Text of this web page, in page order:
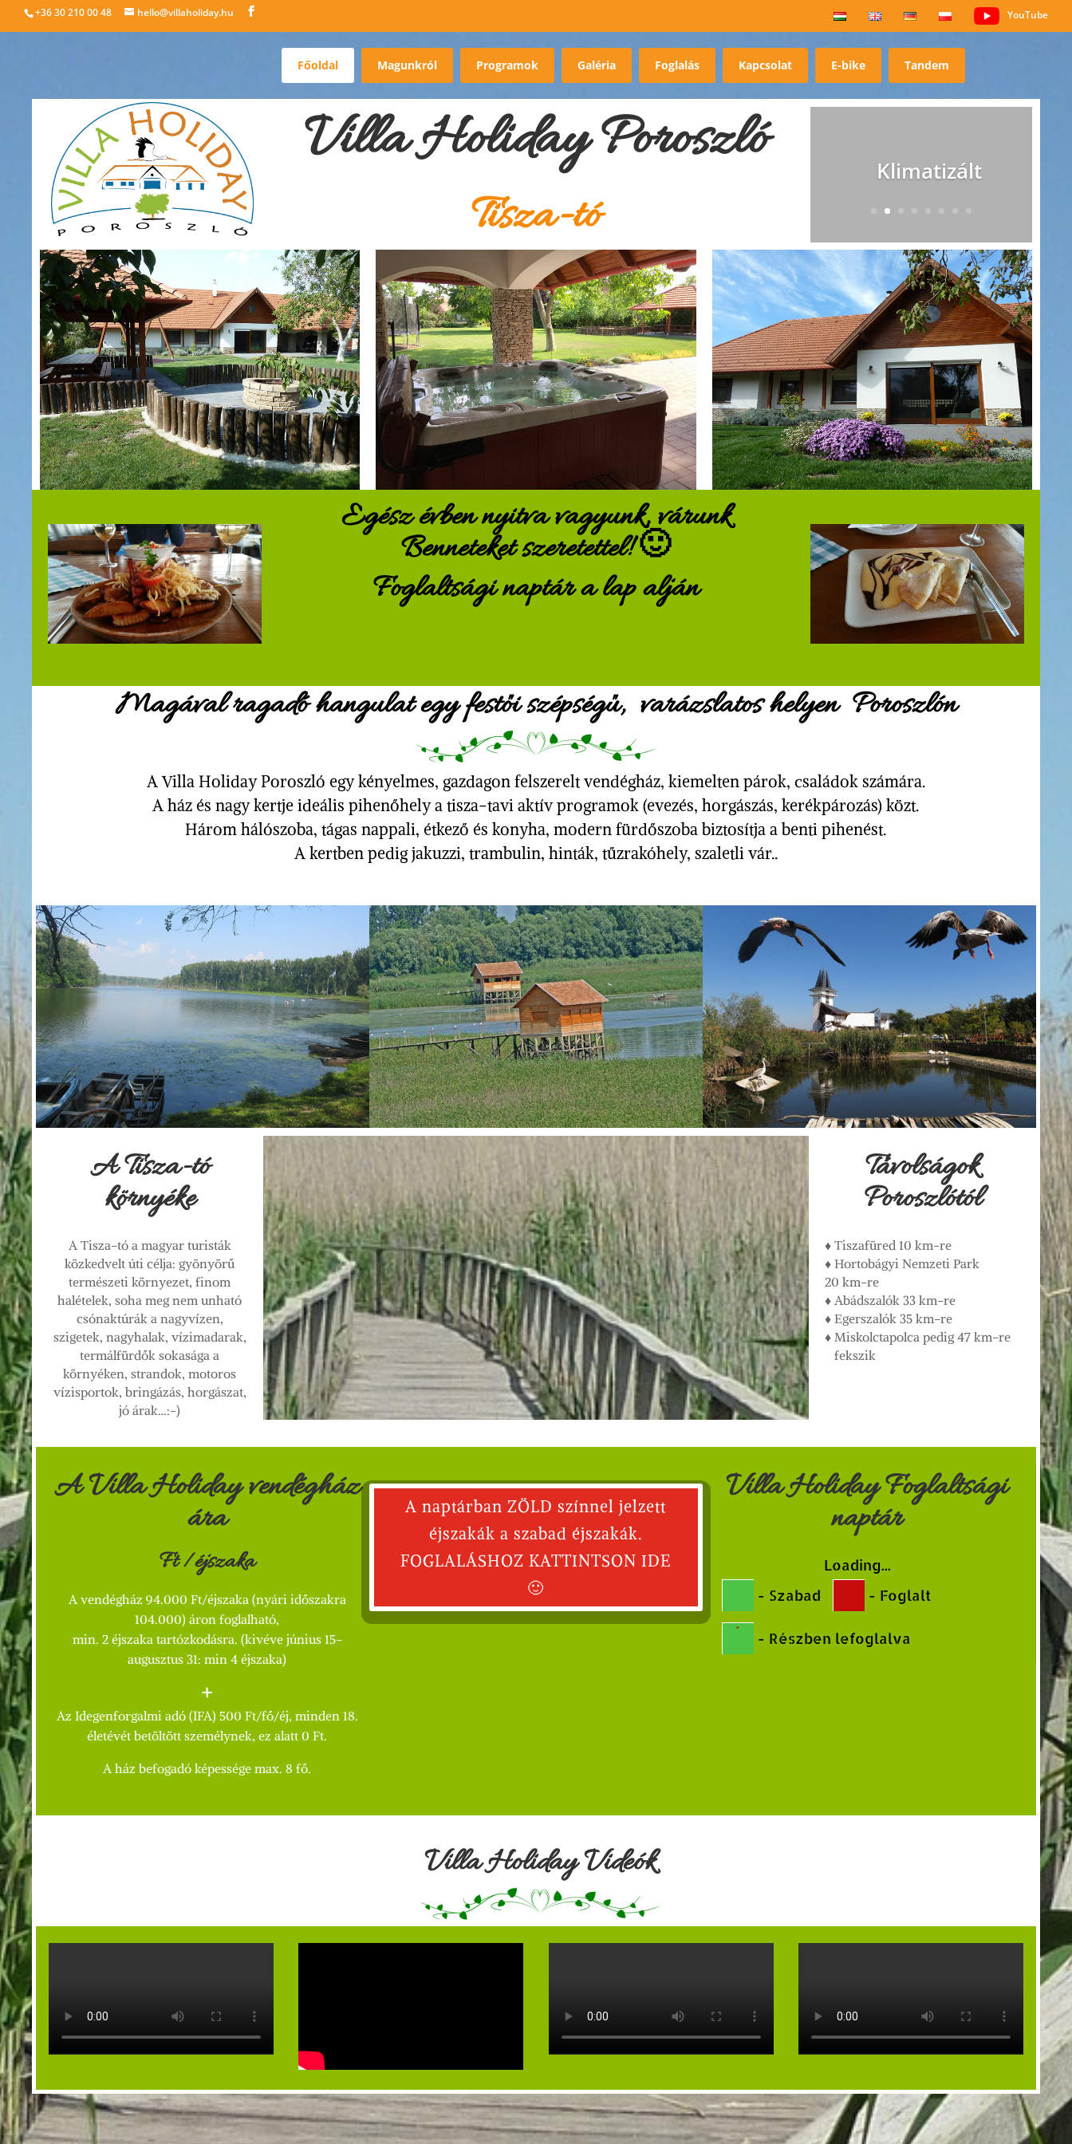
+36 30 210 00 48 hello@villaholiday.hu YouTube
Főoldal Magunkról Programok Galéria Foglalás Kapcsolat E-bike Tandem
Villa Holiday Poroszló
Tisza-tó
WIFI hozzáférés
Egész évben nyitva vagyunk, várunk
Benneteket szeretettel! 🙂
Foglaltsági naptár a lap alján
Magával ragadó hangulat egy festői szépségű, varázslatos helyen Poroszlón
A Villa Holiday Poroszló egy kényelmes, gazdagon felszerelt vendégház, kiemelten párok, családok számára.
A ház és nagy kertje ideális pihenőhely a tisza-tavi aktív programok (evezés, horgászás, kerékpározás) közt.
Három hálószoba, tágas nappali, étkező és konyha, modern fürdőszoba biztosítja a benti pihenést.
A kertben pedig jakuzzi, trambulin, hinták, tűzrakóhely, szaletli vár..
A Tisza-tó
környéke
A Tisza-tó a magyar turisták
közkedvelt úti célja: gyönyörű
természeti környezet, finom
halételek, soha meg nem unható
csónaktúrák a nagyvízen,
szigetek, nagyhalak, vízimadarak,
termálfürdők sokasága a
környéken, strandok, motoros
vízisportok, bringázás, horgászat,
jó árak…:-)
Távolságok
Poroszlótól
♦ Tiszafüred 10 km-re
♦ Hortobágyi Nemzeti Park
20 km-re
♦ Abádszalók 33 km-re
♦ Egerszalók 35 km-re
♦ Miskolctapolca pedig 47 km-re
fekszik
A Villa Holiday vendégház
ára
Ft /éjszaka
A vendégház 94.000 Ft/éjszaka (nyári időszakra
104.000) áron foglalható,
min. 2 éjszaka tartózkodásra. (kivéve június 15-
augusztus 31: min 4 éjszaka)
+
Az Idegenforgalmi adó (IFA) 500 Ft/fő/éj, minden 18.
életévét betöltött személynek, ez alatt 0 Ft.
A ház befogadó képessége max. 8 fő.
A naptárban ZÖLD színnel jelzett
éjszakák a szabad éjszakák.
FOGLALÁSHOZ KATTINTSON IDE
🙂
Villa Holiday Foglaltsági
naptár
Loading...
- Szabad - Foglalt
·
- Részben lefoglalva
Villa Holiday Videók